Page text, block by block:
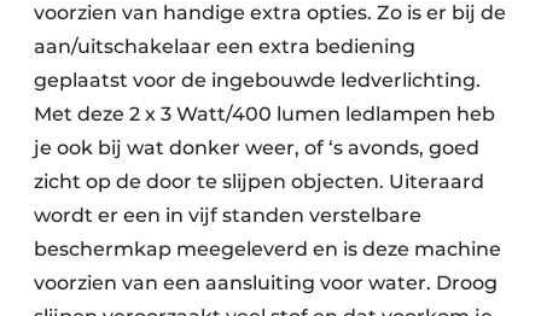
voorzien van handige extra opties. Zo is er bij de
aan/uitschakelaar een extra bediening
geplaatst voor de ingebouwde ledverlichting.
Met deze 2 x 3 Watt/400 lumen ledlampen heb
je ook bij wat donker weer, of ‘s avonds, goed
zicht op de door te slijpen objecten. Uiteraard
wordt er een in vijf standen verstelbare
beschermkap meegeleverd en is deze machine
voorzien van een aansluiting voor water. Droog